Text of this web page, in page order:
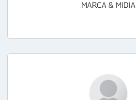
MARCA & MIDIA